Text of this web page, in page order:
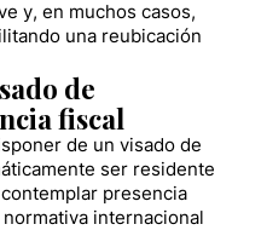
y, en muchos casos,
una reubicación
de
fiscal
de un visado de
ser residente
presencia
internacional